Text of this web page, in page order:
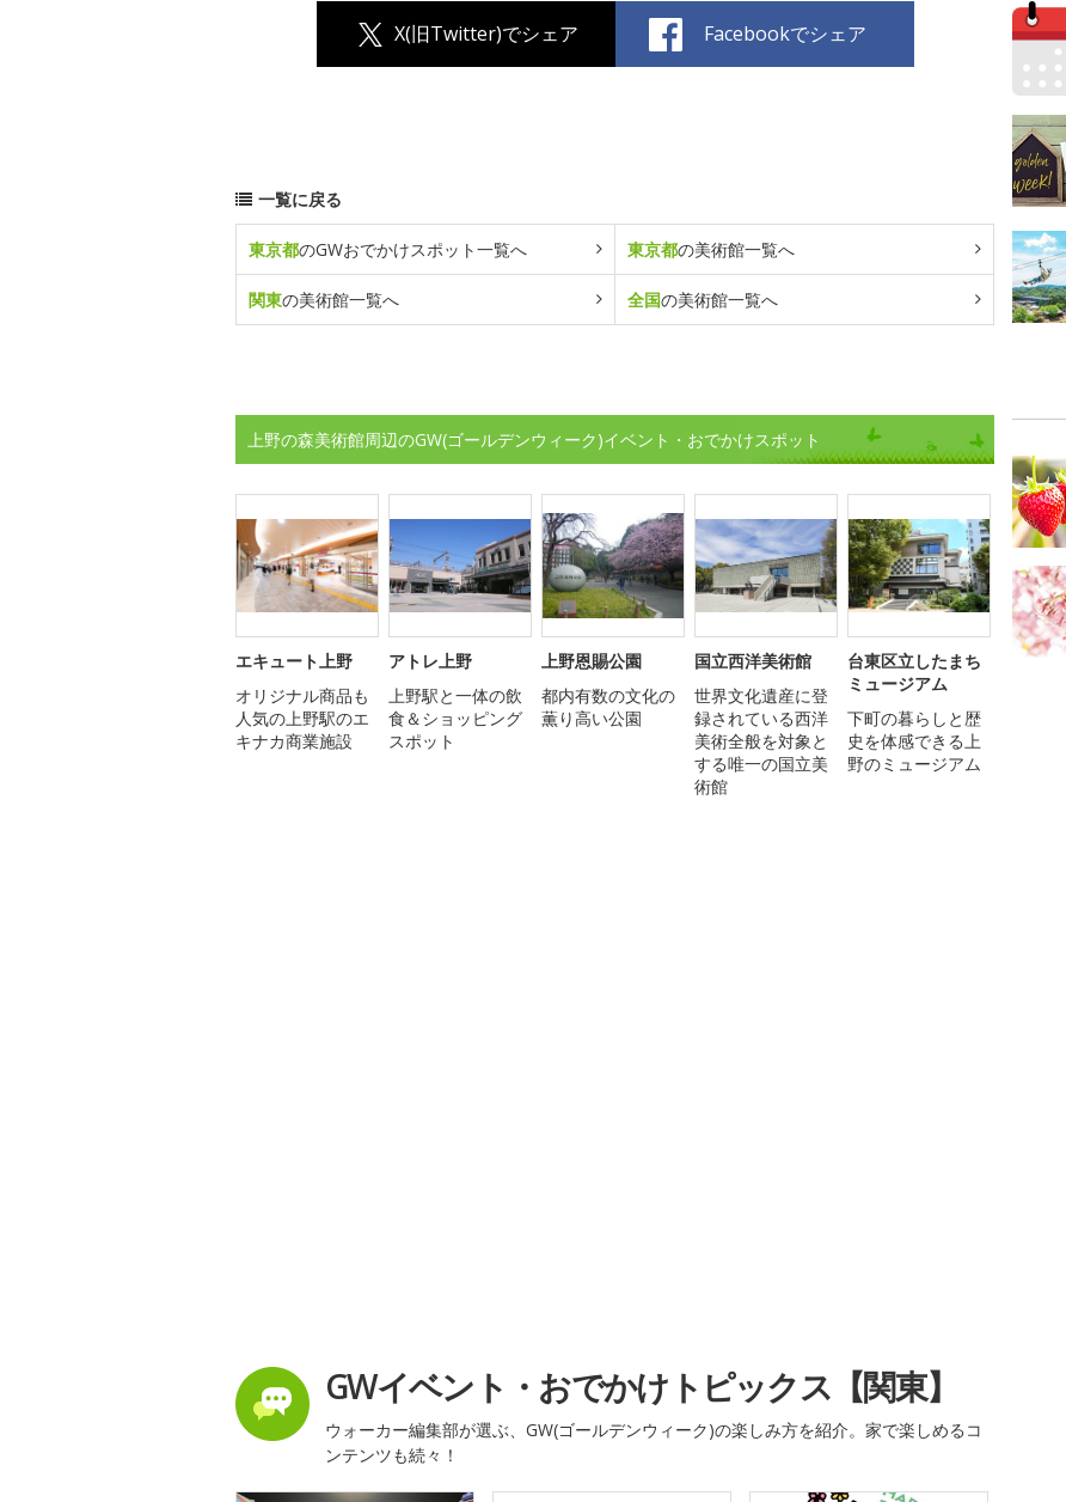
X(旧Twitter)でシェア Facebookでシェア
一覧に戻る
東京都のGWおでかけスポット一覧へ 東京都の美術館一覧へ
関東の美術館一覧へ 全国の美術館一覧へ
上野の森美術館周辺のGW(ゴールデンウィーク)イベント・おでかけスポット
エキュート上野
オリジナル商品も
人気の上野駅のエ
キナカ商業施設
アトレ上野
上野駅と一体の飲
食＆ショッピング
スポット
上野恩賜公園
都内有数の文化の
薫り高い公園
国立西洋美術館
世界文化遺産に登
録されている西洋
美術全般を対象と
する唯一の国立美
術館
台東区立したまち
ミュージアム
下町の暮らしと歴
史を体感できる上
野のミュージアム
GWイベント・おでかけトピックス【関東】
ウォーカー編集部が選ぶ、GW(ゴールデンウィーク)の楽しみ方を紹介。家で楽しめるコ
ンテンツも続々！